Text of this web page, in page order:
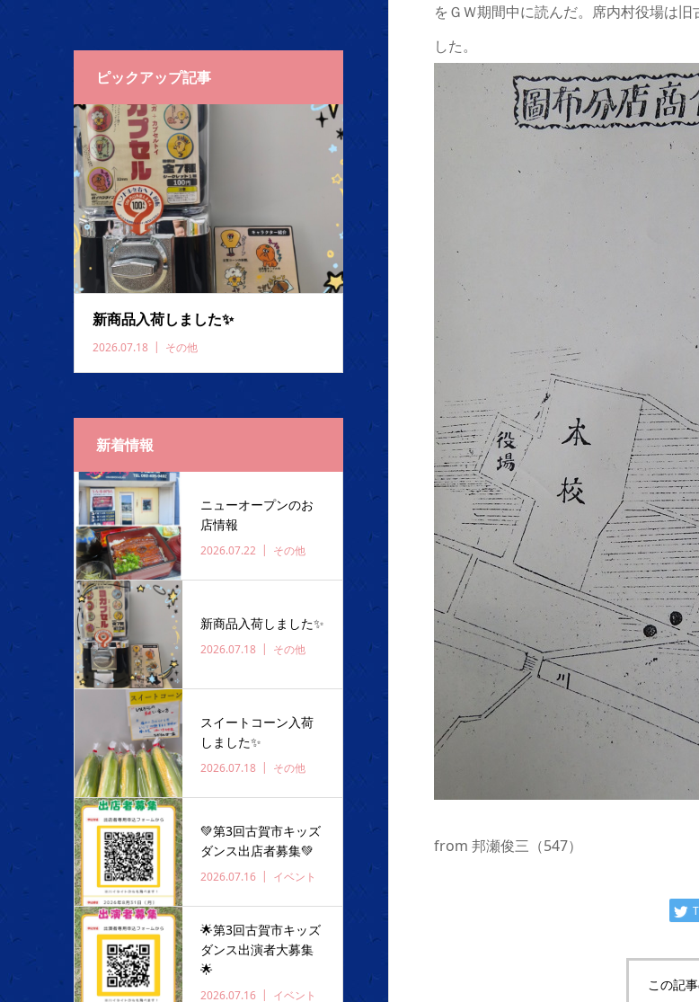
をＧＷ期間中に読んだ。席内村役場は
した。
from 邦瀬俊三（547）
この記
ピックアップ記事
新商品入荷しました✨️
2026.07.18 その他
新着情報
ニューオープンのお
店情報
2026.07.22 その他
新商品入荷しました✨️
2026.07.18 その他
スイートコーン入荷
しました✨️
2026.07.18 その他
💚第3回古賀市キッズ
ダンス出店者募集💚
2026.07.16 イベント
🌟第3回古賀市キッズ
ダンス出演者大募集
🌟
2026.07.16 イベント